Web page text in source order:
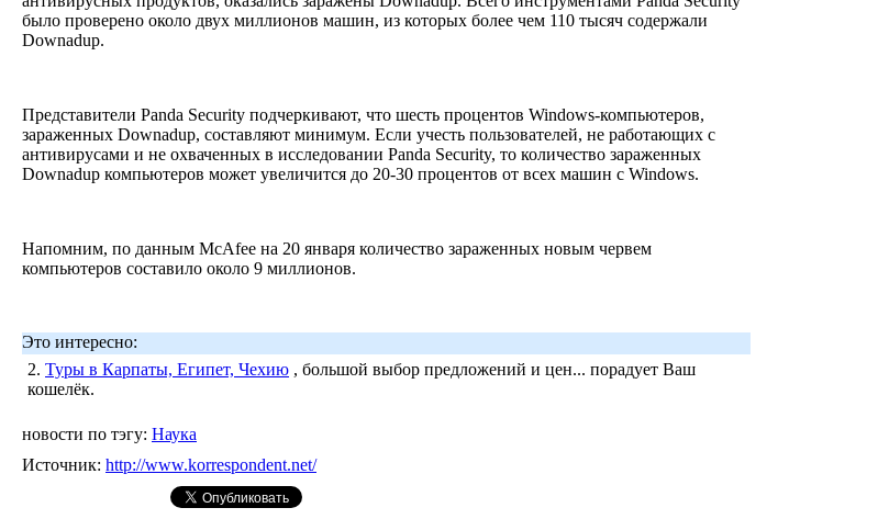
было проверено около двух миллионов машин, из которых более чем 110 тысяч содержали
Downadup.
Представители Panda Security подчеркивают, что шесть процентов Windows-компьютеров,
зараженных Downadup, составляют минимум. Если учесть пользователей, не работающих с
антивирусами и не охваченных в исследовании Panda Security, то количество зараженных
Downadup компьютеров может увеличится до 20-30 процентов от всех машин с Windows.
Напомним, по данным McAfee на 20 января количество зараженных новым червем
компьютеров составило около 9 миллионов.
Это интересно:
2. Туры в Карпаты, Египет, Чехию , большой выбор предложений и цен... порадует Ваш
кошелёк.
новости по тэгу: Наука
Источник: http://www.korrespondent.net/